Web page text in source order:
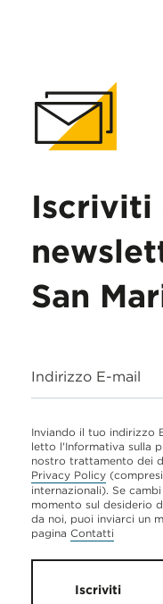
Iscriviti
San
Indirizzo E-mail
Inviando il tuo indirizzo
letto l'Informativa sulla
nostro trattamento dei
Privacy Policy
internazionali). Se
momento sul desiderio
da noi, puoi inviarci un
pagina Contatti
Iscriviti